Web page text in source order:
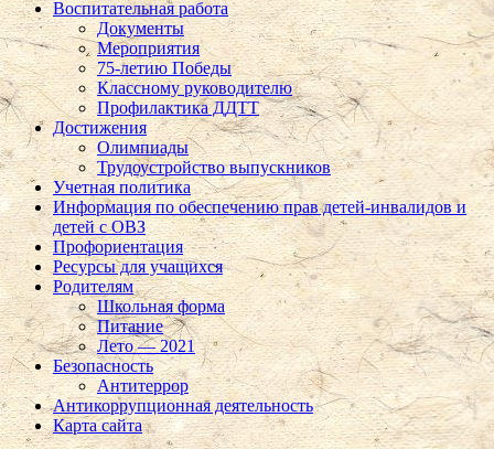
Воспитательная работа
Документы
Мероприятия
75-летию Победы
Классному руководителю
Профилактика ДДТТ
Достижения
Олимпиады
Трудоустройство выпускников
Учетная политика
Информация по обеспечению прав детей-инвалидов и
детей с ОВЗ
Профориентация
Ресурсы для учащихся
Родителям
Школьная форма
Питание
Лето — 2021
Безопасность
Антитеррор
Антикоррупционная деятельность
Карта сайта